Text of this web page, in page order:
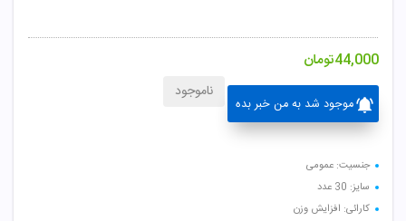
44,000تومان
موجود شد به من خبر بده
ناموجود
جنسیت: عمومی
سایز: 30 عدد
کارائی: افزایش وزن